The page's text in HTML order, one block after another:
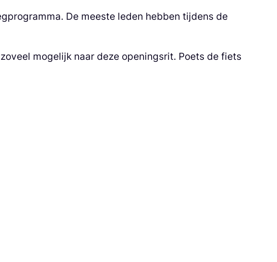
De meeste leden hebben tijdens de
mogelijk naar deze openingsrit. Poets de fiets